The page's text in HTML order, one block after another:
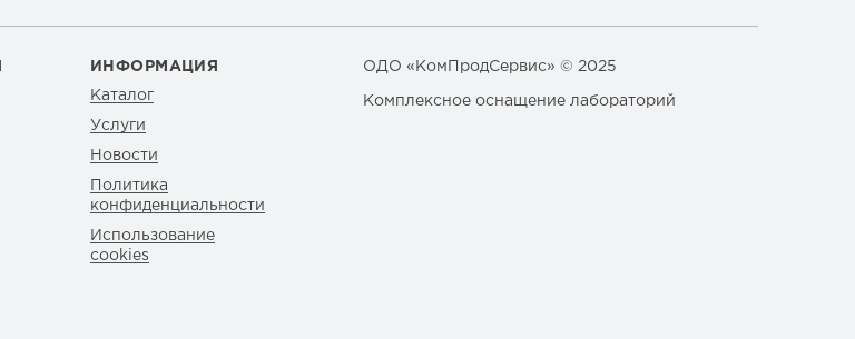
ИНФОРМАЦИЯ
Каталог
Услуги
Новости
Политика
конфиденциальности
Использование
cookies
ОДО «КомПродСервис» © 2025
Комплексное оснащение лабораторий